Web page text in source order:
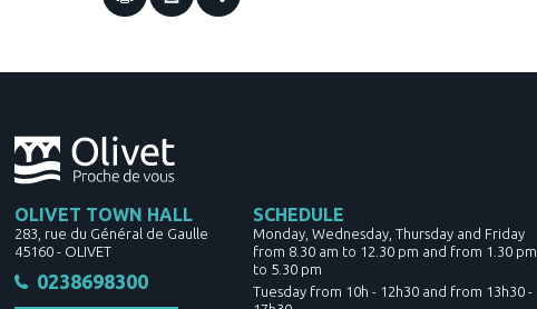
OLIVET TOWN HALL
283, rue du Général de Gaulle
45160 - OLIVET
0238698300
SCHEDULE
Monday, Wednesday, Thursday and Friday
from 8.30 am to 12.30 pm and from 1.30 pm
to 5.30 pm
Tuesday from 10h - 12h30 and from 13h30 -